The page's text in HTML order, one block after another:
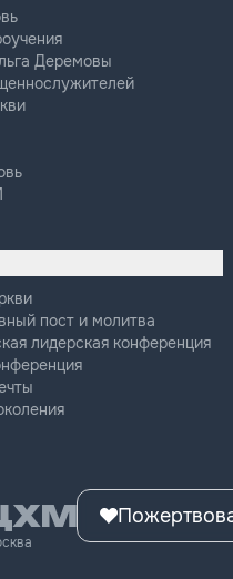
Деремовы
пост и молитва
лидерская конференция